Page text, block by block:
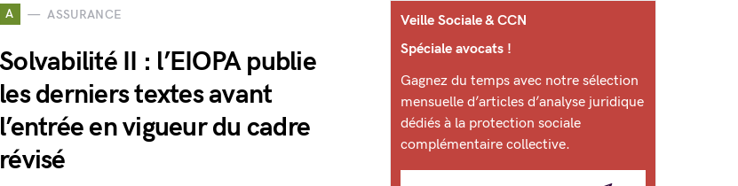
A ASSURANCE
Solvabilité II : l’EIOPA publie
les derniers textes avant
l’entrée en vigueur du cadre
révisé
Veille Sociale & CCN
Spéciale avocats !
Gagnez du temps avec notre sélection
mensuelle d’articles d’analyse juridique
dédiés à la protection sociale
complémentaire collective.